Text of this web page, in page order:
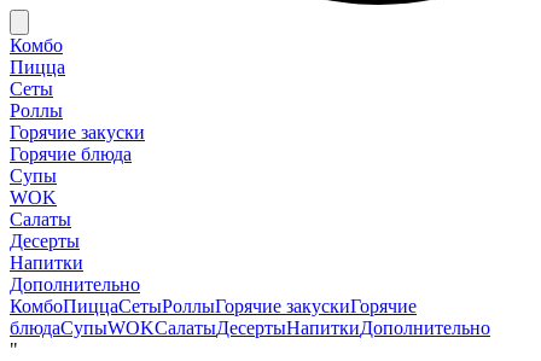
Комбо
Пицца
Сеты
Роллы
Горячие закуски
Горячие блюда
Супы
WOK
Салаты
Десерты
Напитки
Дополнительно
КомбоПиццаСетыРоллыГорячие закускиГорячие
блюдаСупыWOKСалатыДесертыНапиткиДополнительно
"